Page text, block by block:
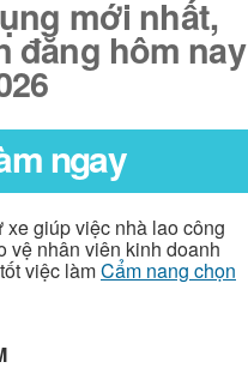
mới nhất,
đăng hôm nay
ngay
giúp việc nhà lao công
vệ nhân viên kinh doanh
việc làmCẩm nang chọn